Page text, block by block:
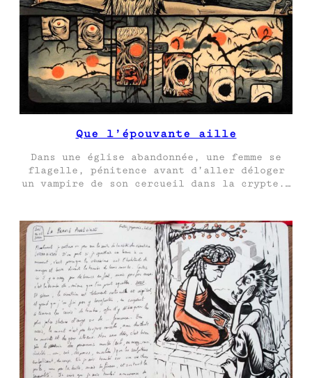
Que l’épouvante aille
Dans une église abandonnée, une femme se
flagelle, pénitence avant d’aller déloger
un vampire de son cercueil dans la crypte.…